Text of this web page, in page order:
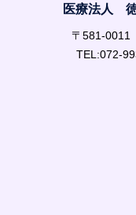
医療法人
〒581-0011
TEL:072-